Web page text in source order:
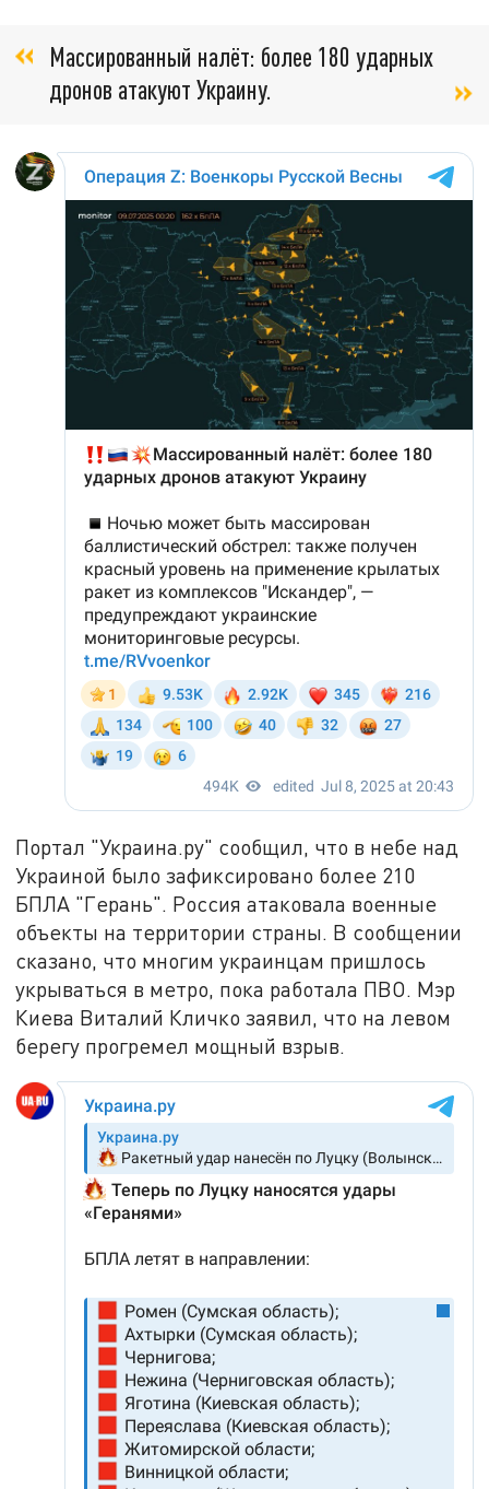
Массированный налёт: более 180 ударных
дронов атакуют Украину.
Портал "Украина.ру" сообщил, что в небе над
Украиной было зафиксировано более 210
БПЛА "Герань". Россия атаковала военные
объекты на территории страны. В сообщении
сказано, что многим украинцам пришлось
укрываться в метро, пока работала ПВО. Мэр
Киева Виталий Кличко заявил, что на левом
берегу прогремел мощный взрыв.